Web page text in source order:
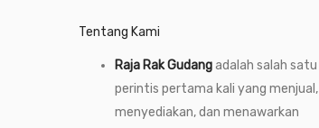
Tentang Kami
Raja Rak Gudangadalah salah satu
perintis pertama kali yang menjual,
menyediakan, dan menawarkan